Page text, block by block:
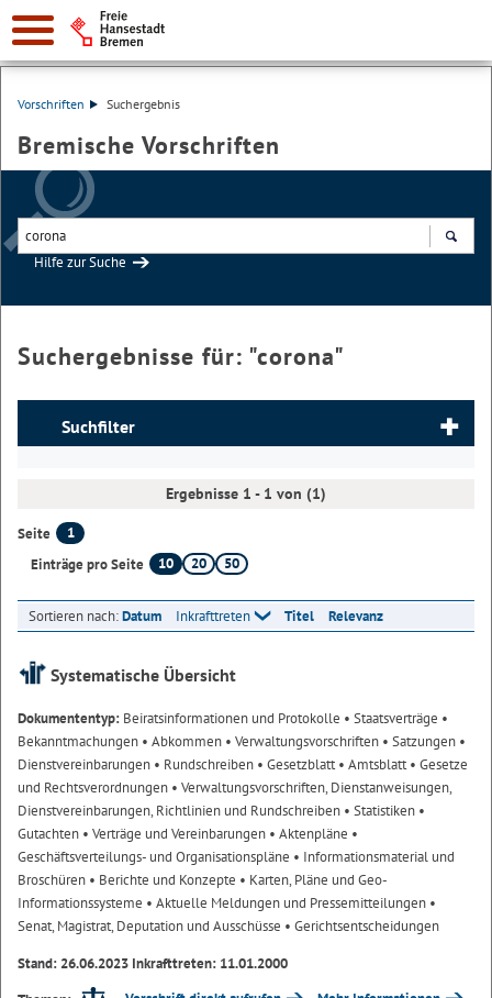
Vorschriften Suchergebnis
Bremische Vorschriften
Hilfe zur Suche
Suchergebnisse für: "corona"
Suchfilter
Ergebnisse 1 - 1 von (1)
Seite
1
Einträge pro Seite
10 20 50
Sortieren nach:Datum Inkrafttreten Titel Relevanz
Systematische Übersicht
Dokumententyp: Beiratsinformationen und Protokolle • Staatsverträge •
Bekanntmachungen • Abkommen • Verwaltungsvorschriften • Satzungen •
Dienstvereinbarungen • Rundschreiben • Gesetzblatt• Amtsblatt• Gesetze
und Rechtsverordnungen • Verwaltungsvorschriften, Dienstanweisungen,
Dienstvereinbarungen, Richtlinien und Rundschreiben • Statistiken •
Gutachten • Verträge und Vereinbarungen • Aktenpläne •
Geschäftsverteilungs- und Organisationspläne • Informationsmaterial und
Broschüren • Berichte und Konzepte • Karten, Pläne und Geo-
Informationssysteme • Aktuelle Meldungen und Pressemitteilungen •
Senat, Magistrat, Deputation und Ausschüsse • Gerichtsentscheidungen
Stand: 26.06.2023 Inkrafttreten: 11.01.2000